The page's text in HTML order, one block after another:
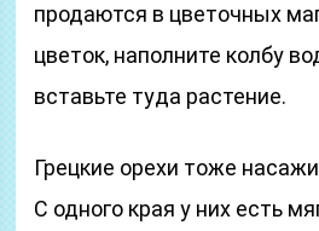
продаются в цветочных
цветок, наполните колбу
вставьте туда растение.
Грецкие орехи тоже
С одного края у них есть